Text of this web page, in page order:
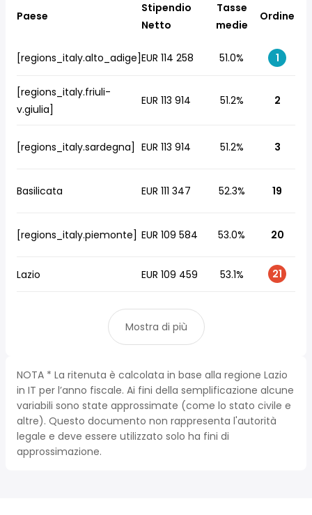
Paese
Stipendio
Netto
Tasse
medie
Ordine
[regions_italy.alto_adige]EUR 114 258 51.0% 1
[regions_italy.friuli-
v.giulia]
EUR 113 914 51.2% 2
[regions_italy.sardegna] EUR 113 914 51.2% 3
Basilicata EUR 111 347 52.3% 19
[regions_italy.piemonte] EUR 109 584 53.0% 20
Lazio EUR 109 459 53.1% 21
Mostra di più
NOTA * La ritenuta è calcolata in base alla regione Lazio
in IT per l’anno fiscale. Ai fini della semplificazione alcune
variabili sono state approssimate (come lo stato civile e
altre). Questo documento non rappresenta l'autorità
legale e deve essere utilizzato solo ha fini di
approssimazione.